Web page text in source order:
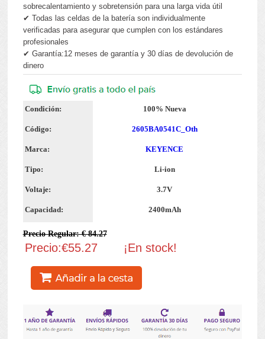
sobrecalentamiento y sobretensión para una larga vida útil
✔ Todas las celdas de la batería son individualmente
verificadas para asegurar que cumplen con los estándares
profesionales
✔ Garantía:12 meses de garantía y 30 días de devolución de
dinero
Condición: 100% Nueva
Código: 2605BA0541C_Oth
Marca: KEYENCE
Tipo: Li-ion
Voltaje: 3.7V
Capacidad: 2400mAh
Precio Regular: € 84.27
Precio:€55.27 ¡En stock!